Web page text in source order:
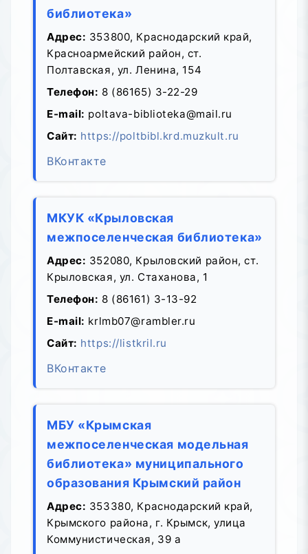
библиотека»
Адрес: 353800, Краснодарский край,
Красноармейский район, ст.
Полтавская, ул. Ленина, 154
Телефон: 8 (86165) 3-22-29
E-mail: poltava-biblioteka@mail.ru
Сайт: https://poltbibl.krd.muzkult.ru
ВКонтакте
МКУК «Крыловская
межпоселенческая библиотека»
Адрес: 352080, Крыловский район, ст.
Крыловская, ул. Стаханова, 1
Телефон: 8 (86161) 3-13-92
E-mail: krlmb07@rambler.ru
Сайт: https://listkril.ru
ВКонтакте
МБУ «Крымская
межпоселенческая модельная
библиотека» муниципального
образования Крымский район
Адрес: 353380, Краснодарский край,
Крымского района, г. Крымск, улица
Коммунистическая, 39 а